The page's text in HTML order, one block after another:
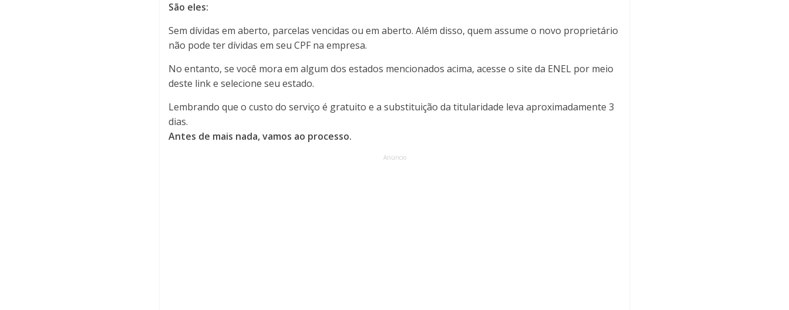
São eles:
Sem dívidas em aberto, parcelas vencidas ou em aberto. Além disso, quem assume o novo proprietário
não pode ter dívidas em seu CPF na empresa.
No entanto, se você mora em algum dos estados mencionados acima, acesse o site da ENEL por meio
deste link e selecione seu estado.
Lembrando que o custo do serviço é gratuito e a substituição da titularidade leva aproximadamente 3
dias.
Antes de mais nada, vamos ao processo.
Anúncio